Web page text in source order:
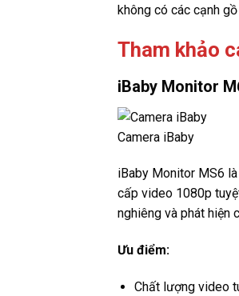
không có các cạnh
Tham khảo
iBaby Monitor
Camera iBaby
iBaby Monitor MS6
cấp video 1080p
nghiêng và phát hiện
Ưu điểm:
Chất lượng video